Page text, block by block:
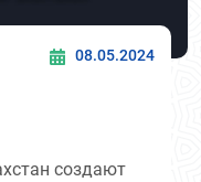
08.05.2024
создают